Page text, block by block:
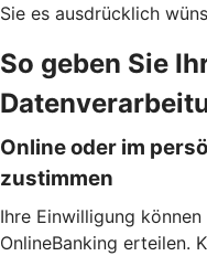
Sie es ausdrücklich
So geben Sie
Online oder im
zustimmen
Ihre Einwilligung
OnlineBanking erteilen.